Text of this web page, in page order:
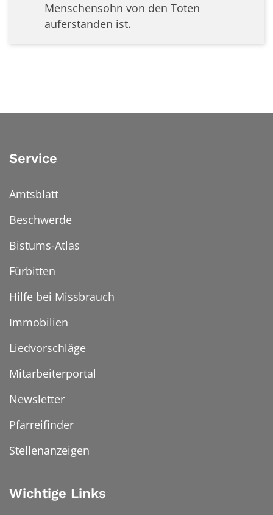
Menschensohn von den Toten
auferstanden ist.
Service
Amtsblatt
Beschwerde
Bistums-Atlas
Fürbitten
Hilfe bei Missbrauch
Immobilien
Liedvorschläge
Mitarbeiterportal
Newsletter
Pfarreifinder
Stellenanzeigen
Wichtige Links